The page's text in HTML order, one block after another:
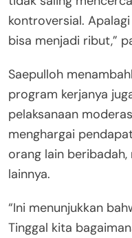
kontroversial.
bisa menjadi ribut,”
Saepulloh
program kerjanya
pelaksanaan
menghargai
orang lain
lainnya.
“Ini menunjukkan
Tinggal kita